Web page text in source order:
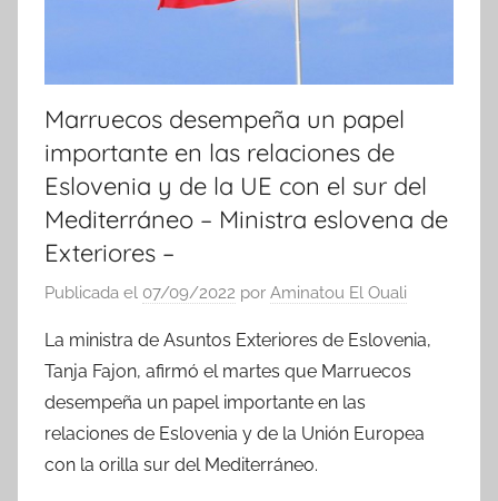
Marruecos desempeña un papel
importante en las relaciones de
Eslovenia y de la UE con el sur del
Mediterráneo – Ministra eslovena de
Exteriores –
Publicada el 07/09/2022 por Aminatou El Ouali
La ministra de Asuntos Exteriores de Eslovenia,
Tanja Fajon, afirmó el martes que Marruecos
desempeña un papel importante en las
relaciones de Eslovenia y de la Unión Europea
con la orilla sur del Mediterráneo.